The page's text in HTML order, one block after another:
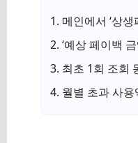
메인에서 ‘상생
‘예상 페이백
최초 1회 조회
월별 초과 사